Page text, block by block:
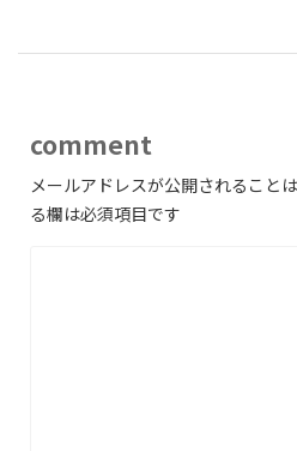
comment
メールアドレスが公開されることは
る欄は必須項目です